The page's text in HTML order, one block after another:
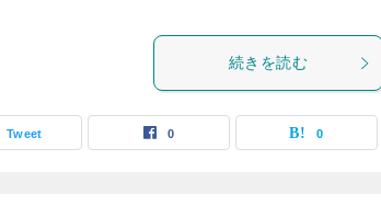
続きを読む
Tweet 0 0